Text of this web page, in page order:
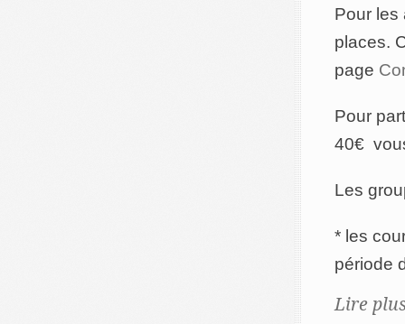
Pour les
places.
page
Pour
40€
Les
* les
période
Lire